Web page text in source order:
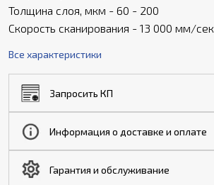
Толщина слоя, мкм - 60 - 200
Скорость сканирования - 13 000 мм/сек
Все характеристики
Запросить КП
Информация о доставке и оплате
Гарантия и обслуживание